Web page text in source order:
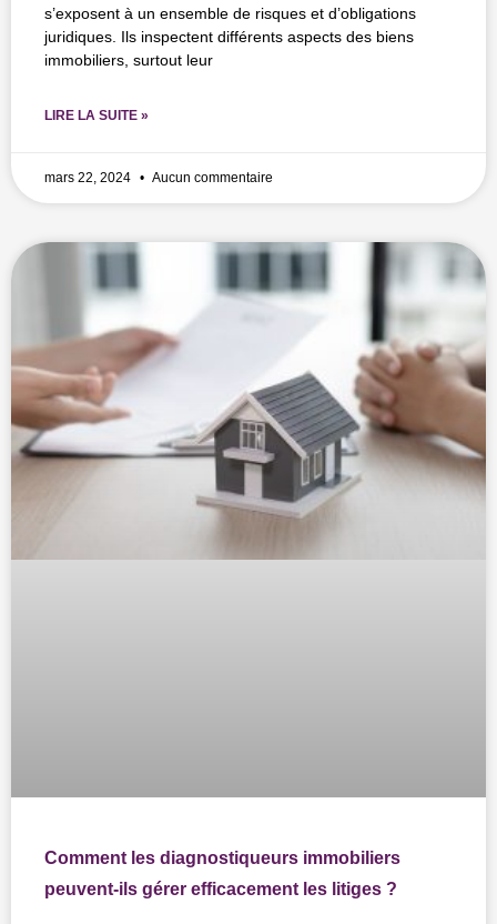
s’exposent à un ensemble de risques et d’obligations
juridiques. Ils inspectent différents aspects des biens
immobiliers, surtout leur
LIRE LA SUITE »
mars 22, 2024 Aucun commentaire
Comment les diagnostiqueurs immobiliers
peuvent-ils gérer efficacement les litiges ?